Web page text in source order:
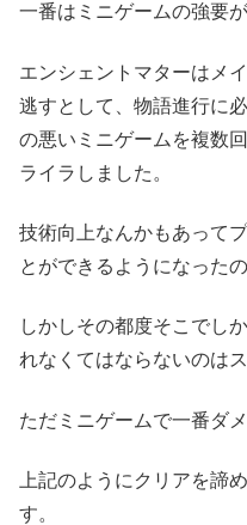
一番はミニゲームの強要
エンシェントマターはメ
逃すとして、物語進行に
の悪いミニゲームを複数
ライラしました。
技術向上なんかもあって
とができるようになった
しかしその都度そこでし
れなくてはならないのは
ただミニゲームで一番ダ
上記のようにクリアを諦
す。